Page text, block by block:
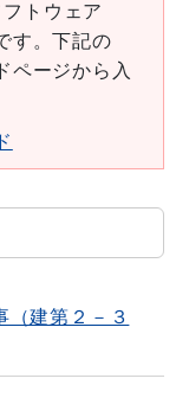
トウェア
す。下記の
ページから入
（建第２－３